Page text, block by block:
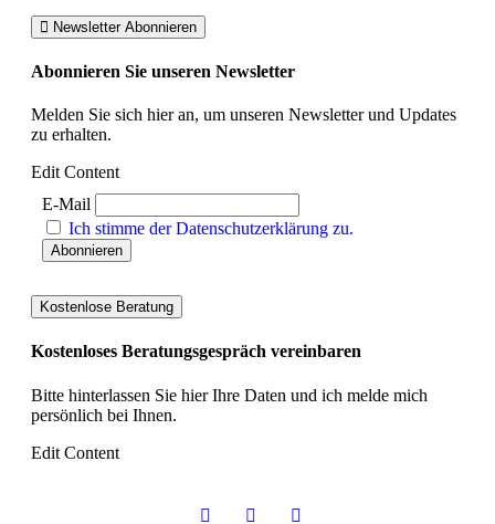
Newsletter Abonnieren
Abonnieren Sie unseren Newsletter
Melden Sie sich hier an, um unseren Newsletter und Updates
zu erhalten.
Edit Content
E-Mail
Ich stimme der Datenschutzerklärung zu.
Kostenlose Beratung
Kostenloses Beratungsgespräch vereinbaren
Bitte hinterlassen Sie hier Ihre Daten und ich melde mich
persönlich bei Ihnen.
Edit Content